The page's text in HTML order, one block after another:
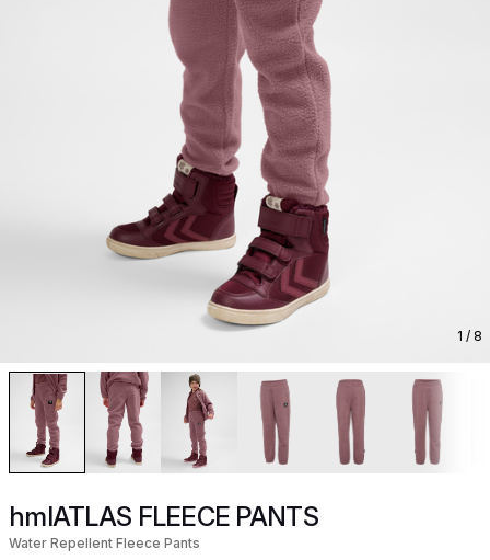
1 / 8
hmlATLAS FLEECE PANTS
Water Repellent Fleece Pants